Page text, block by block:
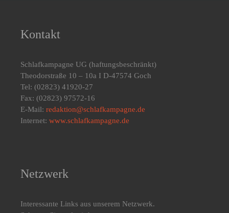
Kontakt
Schlafkampagne UG (haftungsbeschränkt)
Theodorstraße 10 – 10a I D-47574 Goch
Tel: (02823) 41920-27
Fax: (02823) 97572-16
E-Mail: redaktion@schlafkampagne.de
Internet: www.schlafkampagne.de
Netzwerk
Interessante Links aus unserem Netzwerk.